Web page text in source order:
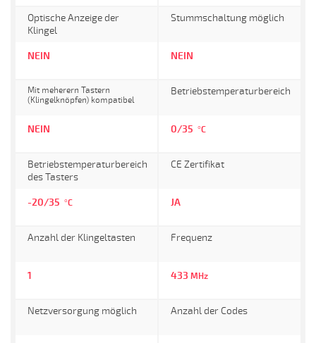
Optische Anzeige der
Klingel
NEIN
Stummschaltung möglich
NEIN
Mit meherern Tastern
(Klingelknöpfen) kompatibel
NEIN
Betriebstemperaturbereich
0/35 °C
Betriebstemperaturbereich
des Tasters
-20/35 °C
CE Zertifikat
JA
Anzahl der Klingeltasten
1
Frequenz
433 MHz
Netzversorgung möglich Anzahl der Codes